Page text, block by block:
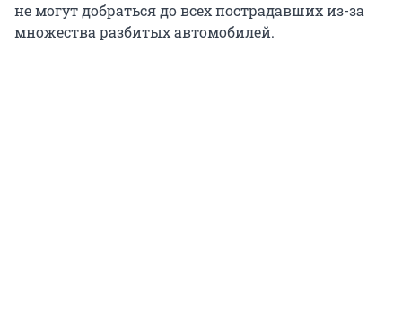
не могут добраться до всех пострадавших из-за
множества разбитых автомобилей.